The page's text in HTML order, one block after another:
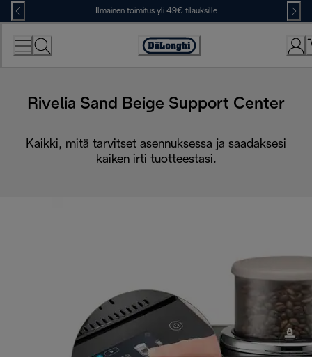
Skip
to
Content
Ilmainen toimitus yli 49€ tilauksille
Accessibility
Rivelia Sand Beige Support Center
Kaikki, mitä tarvitset asennuksessa ja saadaksesi
kaiken irti tuotteestasi.